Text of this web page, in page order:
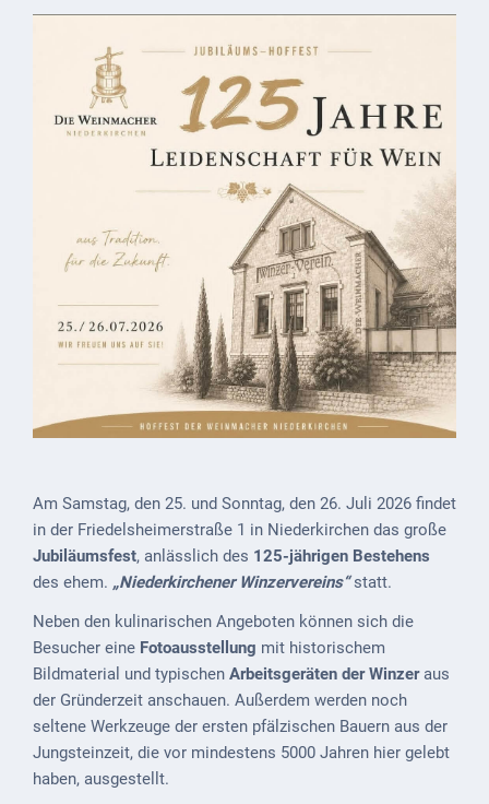
Bürgerhospital
Deidesheim
Akten
ab
1793
1907
Gemarkungen
ab
1816
Schulbilder
Kontakt
Veranstaltungen
und Events
Kultur &
Freizeit
Feste
feiern
Wandern/Nord.Walking
Am Samstag, den 25. und Sonntag, den 26. Juli 2026 findet
in der Friedelsheimerstraße 1 in Niederkirchen das große
Jubiläumsfest, anlässlich des 125-jährigen Bestehens
des ehem. „Niederkirchener Winzervereins“statt.
Neben den kulinarischen Angeboten können sich die
Besucher eine Fotoausstellung mit historischem
Bildmaterial und typischen Arbeitsgeräten der Winzeraus
der Gründerzeit anschauen. Außerdem werden noch
seltene Werkzeuge der ersten pfälzischen Bauern aus der
Jungsteinzeit, die vor mindestens 5000 Jahren hier gelebt
haben, ausgestellt.